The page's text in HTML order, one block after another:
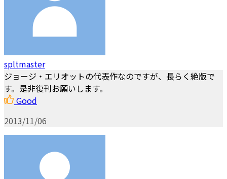
spltmaster
ジョージ・エリオットの代表作なのですが、長らく絶版で
す。是非復刊お願いします。
Good
2013/11/06